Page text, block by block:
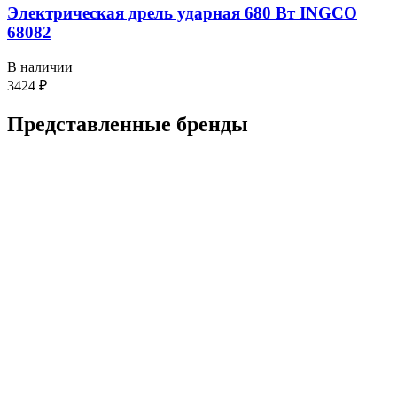
Электрическая дрель ударная 680 Вт INGCO
68082
В наличии
3424 ₽
Представленные бренды